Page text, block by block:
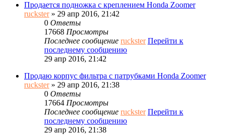
Продается подножка с креплением Honda Zoomer
ruckster» 29 апр 2016, 21:42
0 Ответы
17668 Просмотры
Последнее сообщение ruckster Перейти к
последнему сообщению
29 апр 2016, 21:42
Продаю корпус фильтра с патрубками Honda Zoomer
ruckster» 29 апр 2016, 21:38
0 Ответы
17664 Просмотры
Последнее сообщение ruckster Перейти к
последнему сообщению
29 апр 2016, 21:38